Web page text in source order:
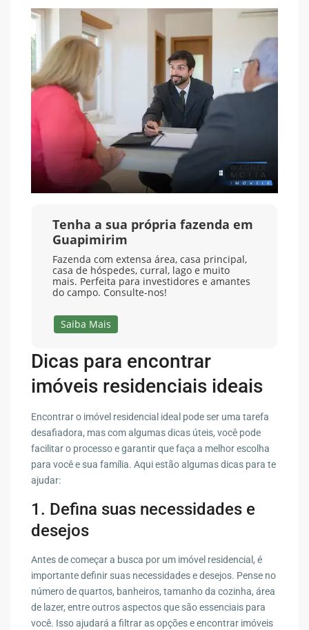
Tenha a sua própria fazenda em
Guapimirim
Fazenda com extensa área, casa principal,
casa de hóspedes, curral, lago e muito
mais. Perfeita para investidores e amantes
do campo. Consulte-nos!
Saiba Mais
Dicas para encontrar
imóveis residenciais ideais
Encontrar o imóvel residencial ideal pode ser uma tarefa
desafiadora, mas com algumas dicas úteis, você pode
facilitar o processo e garantir que faça a melhor escolha
para você e sua família. Aqui estão algumas dicas para te
ajudar:
1. Defina suas necessidades e
desejos
Antes de começar a busca por um imóvel residencial, é
importante definir suas necessidades e desejos. Pense no
número de quartos, banheiros, tamanho da cozinha, área
de lazer, entre outros aspectos que são essenciais para
você. Isso ajudará a filtrar as opções e encontrar imóveis